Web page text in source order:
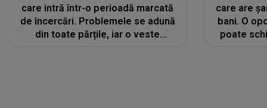
care intră într-o perioadă marcată
de încercări. Problemele se adună
din toate părțile, iar o veste
care are
bani. O
poate